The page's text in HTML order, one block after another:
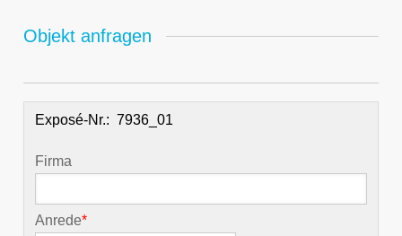
Objekt anfragen
Exposé-Nr.:
Firma
Anrede*